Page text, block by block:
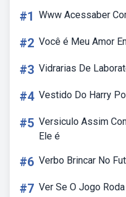
#1 Www Acessaber
#2 Você é Meu Amor
#3 Vidrarias De
#4 Vestido Do Harry
#5 Versiculo Assim
Ele é
#6 Verbo Brincar No
#7 Ver Se O Jogo Roda